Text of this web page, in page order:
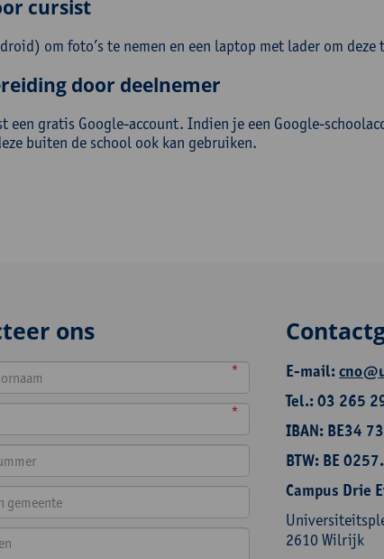
cursist
om foto’s te nemen en een laptop met lader om
door deelnemer
een gratis Google-account. Indien je een Google-
buiten de school ook kan gebruiken.
ons
*
*
E-mail:
Tel.: 03 265
IBAN: BE34
BTW: BE
Campus Drie
2610 Wilrijk